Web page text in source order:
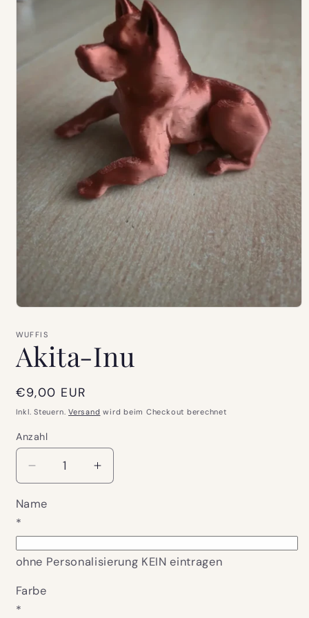
in
öffnen
WUFFIS
Akita-Inu
Normaler
Preis
€9,00 EUR
Inkl. Steuern.Versand wird beim Checkout berechnet
Anzahl
Verringere
die
Menge
Akita-
Inu
Erhöhe
die
Akita-
Inu
Name
*
ohne Personalisierung KEIN eintragen
Farbe
*